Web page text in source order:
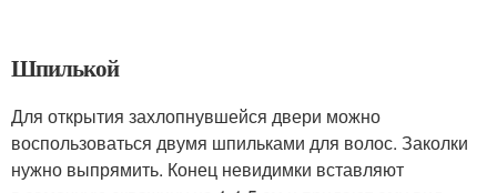
Шпилькой
Для открытия захлопнувшейся двери можно
воспользоваться двумя шпильками для волос. Заколки
нужно выпрямить. Конец невидимки вставляют